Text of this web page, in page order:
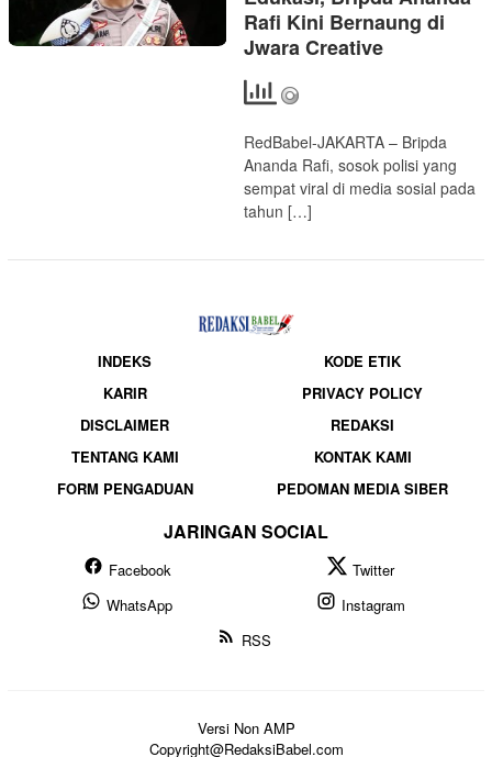
Rafi Kini Bernaung di
Jwara Creative
RedBabel-JAKARTA – Bripda
Ananda Rafi, sosok polisi yang
sempat viral di media sosial pada
tahun […]
INDEKS
KODE ETIK
KARIR
PRIVACY POLICY
DISCLAIMER
REDAKSI
TENTANG KAMI
KONTAK KAMI
FORM PENGADUAN
PEDOMAN MEDIA SIBER
JARINGAN SOCIAL
Facebook
Twitter
WhatsApp
Instagram
RSS
Versi Non AMP
Copyright@RedaksiBabel.com